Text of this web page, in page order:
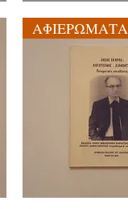
ΑΦΙΕΡΩΜΑΤΑ